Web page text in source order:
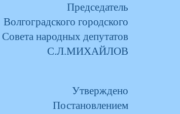
Председатель
Волгоградского городского
Совета народных депутатов
С.Л.МИХАЙЛОВ
Утверждено
Постановлением